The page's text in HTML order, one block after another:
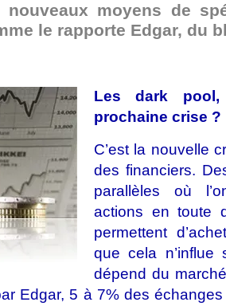
nouveaux moyens de
le rapporte Edgar, du
Les dark
prochaine crise ?
C’est la nouvelle
des financiers.
parallèles où
actions en toute
permettent
que cela n’influe
dépend du
Edgar, 5 à 7% des